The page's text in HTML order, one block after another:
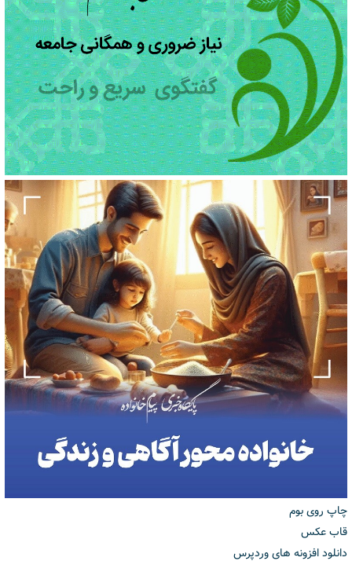
چاپ روی بوم
قاب عکس
دانلود افزونه های وردپرس